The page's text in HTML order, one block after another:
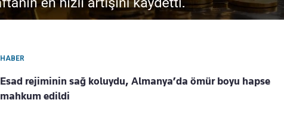
HABER
Esad rejiminin sağ koluydu, Almanya’da ömür boyu hapse
mahkum edildi